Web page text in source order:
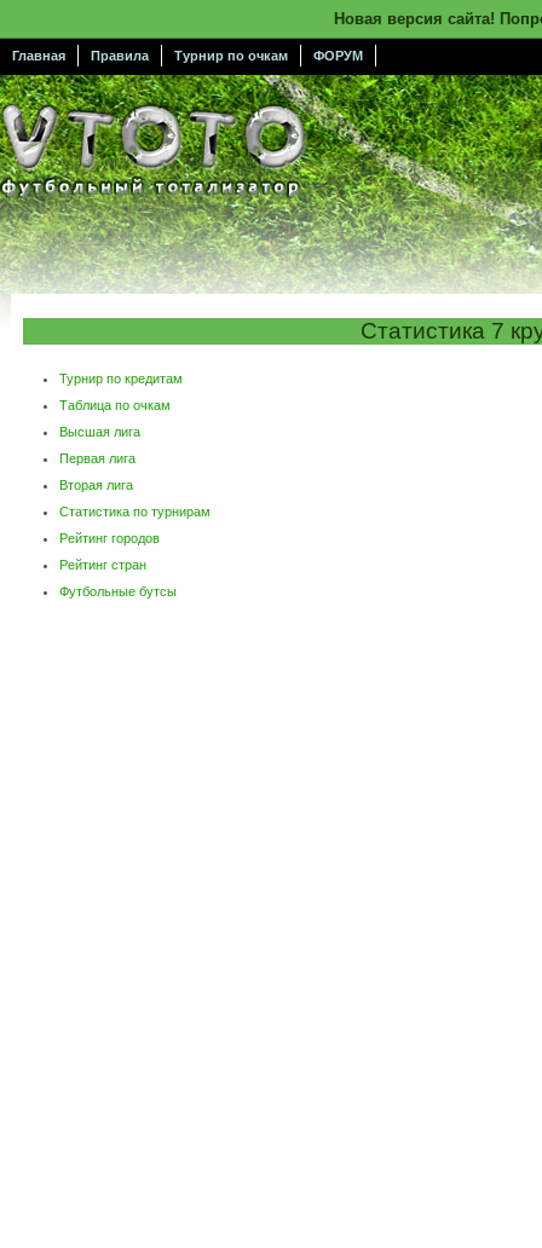
Новая версия сайта!
Главная Правила Турнир по очкам ФОРУМ
Статистика 7
Турнир по кредитам
Таблица по очкам
Высшая лига
Первая лига
Вторая лига
Статистика по турнирам
Рейтинг городов
Рейтинг стран
Футбольные бутсы